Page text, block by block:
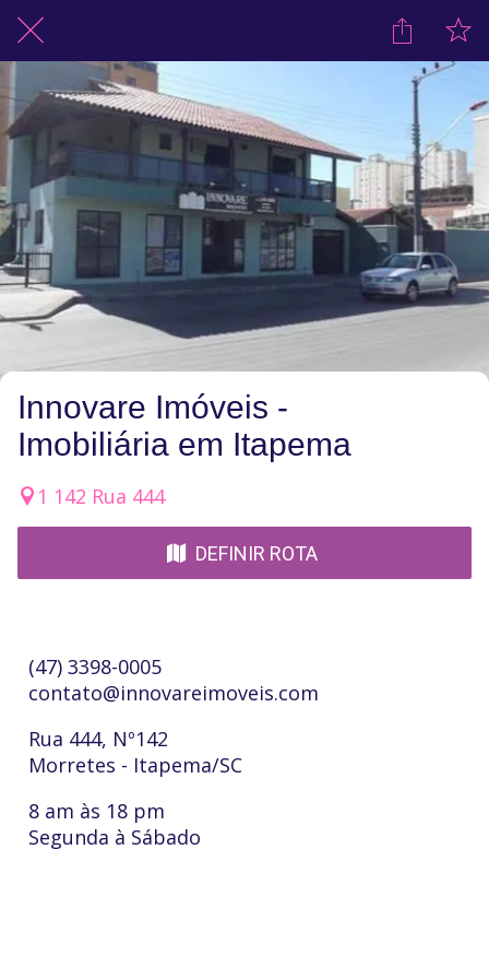
Innovare Imóveis -
Imobiliária em Itapema
1 142 Rua 444
DEFINIR ROTA
(47) 3398-0005
contato@innovareimoveis.com
Rua 444, Nº142
Morretes - Itapema/SC
8 am às 18 pm
Segunda à Sábado